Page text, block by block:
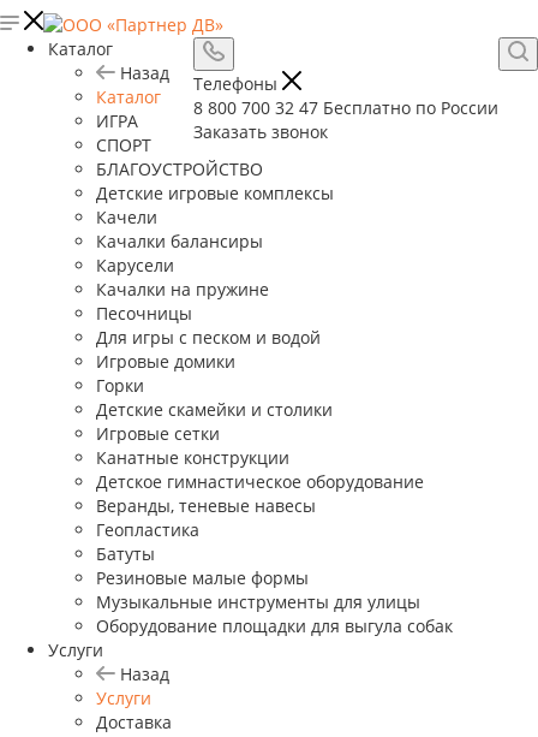
Телефоны
8 800 700 32 47 Бесплатно по России
Заказать звонок
Каталог
Назад
Каталог
ИГРА
СПОРТ
БЛАГОУСТРОЙСТВО
Детские игровые комплексы
Качели
Качалки балансиры
Карусели
Качалки на пружине
Песочницы
Для игры с песком и водой
Игровые домики
Горки
Детские скамейки и столики
Игровые сетки
Канатные конструкции
Детское гимнастическое оборудование
Веранды, теневые навесы
Геопластика
Батуты
Резиновые малые формы
Музыкальные инструменты для улицы
Оборудование площадки для выгула собак
Услуги
Назад
Услуги
Доставка